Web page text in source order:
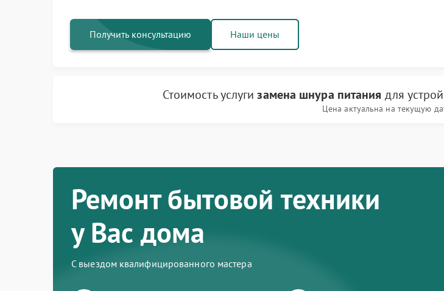
Получить консультацию Наши цены
Стоимость услугизамена шнура питания для
Цена актуальна на текущую
Ремонт бытовой техники
у Вас дома
С выездом квалифицированного мастера